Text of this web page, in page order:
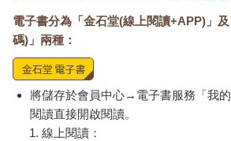
電子書分為「金石堂(線上閱讀+APP)」
碼)」兩種：
將儲存於會員中心→電子書服務「我
閱讀直接開啟閱讀。
線上閱讀：